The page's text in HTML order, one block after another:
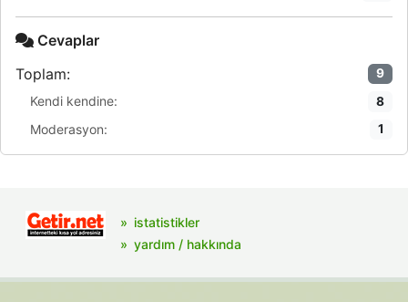
Cevaplar
Toplam:
9
Kendi kendine: 8
Moderasyon: 1
istatistikler
yardım / hakkında